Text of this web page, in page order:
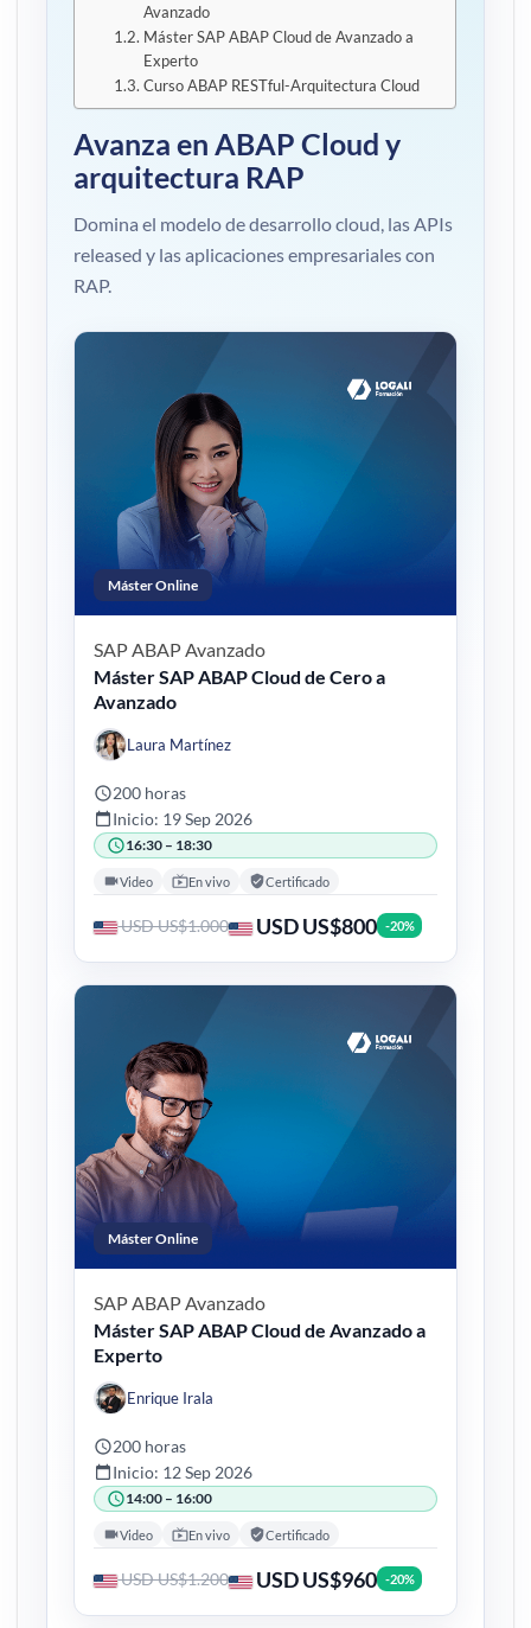
Avanzado
Máster SAP ABAP Cloud de Avanzado a
Experto
Curso ABAP RESTful-Arquitectura Cloud
Avanza en ABAP Cloud y
arquitectura RAP
Domina el modelo de desarrollo cloud, las APIs
released y las aplicaciones empresariales con
RAP.
Máster Online
SAP ABAPAvanzado
Máster SAP ABAP Cloud de Cero a
Avanzado
Laura Martínez
200 horas
Inicio: 19 Sep 2026
16:30 – 18:30
Video En vivo Certificado
USD US$1.000 USD US$800 -20%
Máster Online
SAP ABAPAvanzado
Máster SAP ABAP Cloud de Avanzado a
Experto
Enrique Irala
200 horas
Inicio: 12 Sep 2026
14:00 – 16:00
Video En vivo Certificado
USD US$1.200 USD US$960 -20%